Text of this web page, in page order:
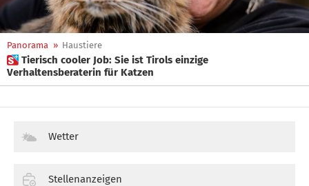
Panorama » Haustiere
 Tierisch cooler Job: Sie ist Tirols einzige
Verhaltensberaterin für Katzen
Wetter
Stellenanzeigen